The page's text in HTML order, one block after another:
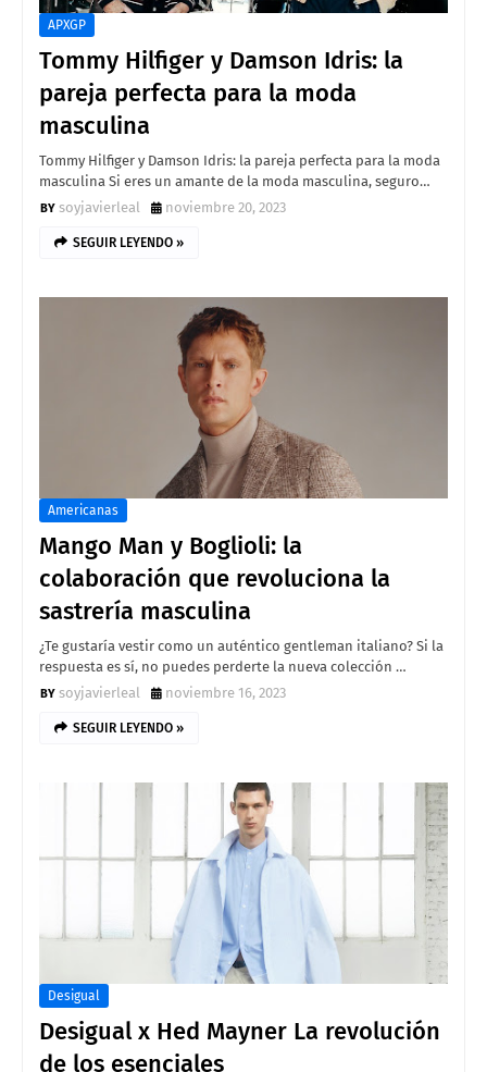
APXGP
Tommy Hilfiger y Damson Idris: la
pareja perfecta para la moda
masculina
Tommy Hilfiger y Damson Idris: la pareja perfecta para la moda
masculina Si eres un amante de la moda masculina, seguro…
soyjavierleal
noviembre 20, 2023
SEGUIR LEYENDO »
Americanas
Mango Man y Boglioli: la
colaboración que revoluciona la
sastrería masculina
¿Te gustaría vestir como un auténtico gentleman italiano? Si la
respuesta es sí, no puedes perderte la nueva colección …
soyjavierleal
noviembre 16, 2023
SEGUIR LEYENDO »
Desigual
Desigual x Hed Mayner La revolución
de los esenciales